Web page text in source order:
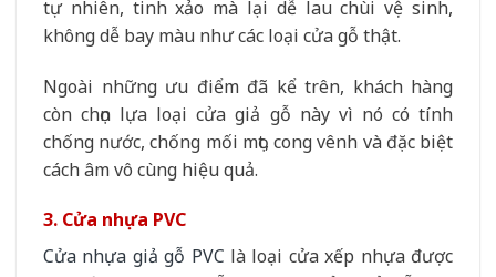
tự nhiên, tinh xảo mà lại dễ lau chùi vệ sinh,
không dễ bay màu như các loại cửa gỗ thật.
Ngoài những ưu điểm đã kể trên, khách hàng
còn chọn lựa loại cửa giả gỗ này vì nó có tính
chống nước, chống mối mọt, cong vênh và đặc biệt
cách âm vô cùng hiệu quả.
3. Cửa nhựa PVC
Cửa nhựa giả gỗ PVC là loại cửa xếp nhựa được